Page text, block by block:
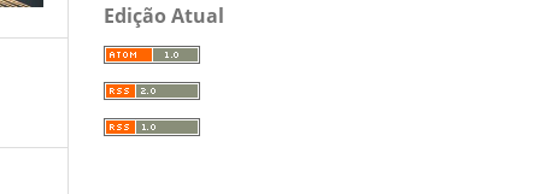
Edição Atual